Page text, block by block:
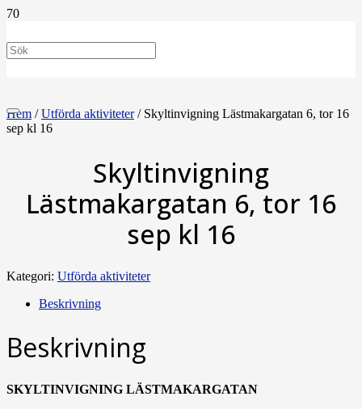
Hem /Utförda aktiviteter/ Skyltinvigning Lästmakargatan 6, tor 16
sep kl 16
Skyltinvigning
Lästmakargatan 6, tor 16
sep kl 16
Kategori: Utförda aktiviteter
Beskrivning
Beskrivning
SKYLTINVIGNING LÄSTMAKARGATAN